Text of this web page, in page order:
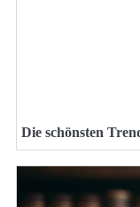
Die schönsten